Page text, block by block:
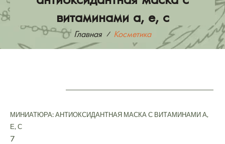
витаминами а, е, с
Главная Косметика
МИНИАТЮРА: АНТИОКСИДАНТНАЯ МАСКА С ВИТАМИНАМИ А,
Е, С
7